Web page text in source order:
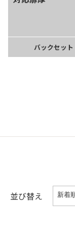
バックセット
並び替え